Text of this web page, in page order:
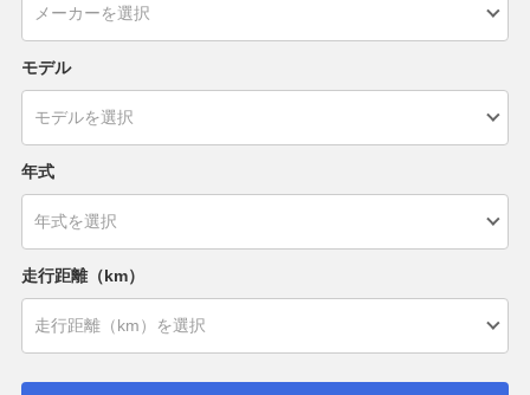
モデル
年式
走行距離（km）